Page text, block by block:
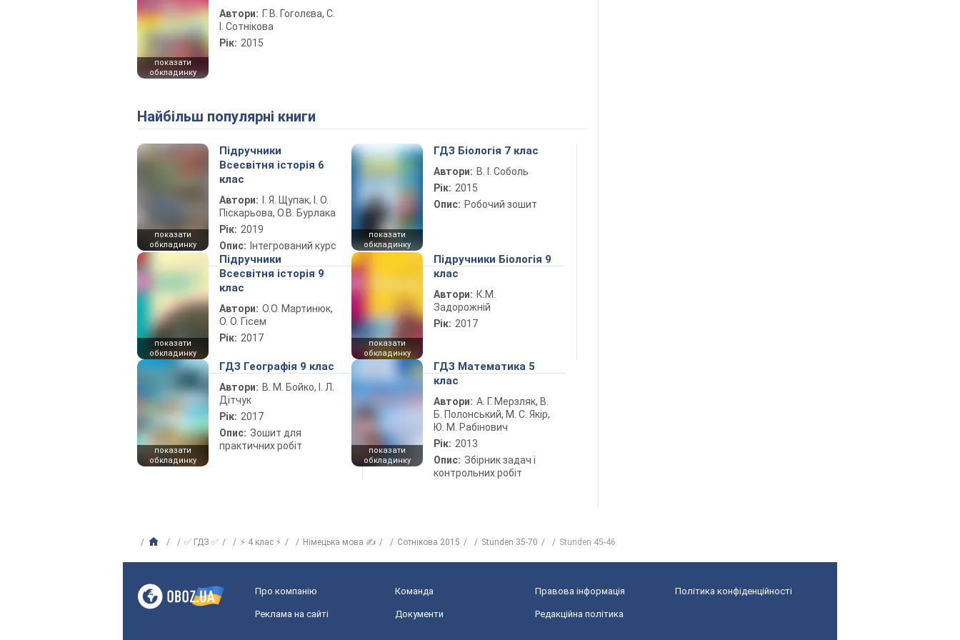
показати
обкладинку
Автори: Г. В. Гоголєва, С.
І. Сотнікова
Рік: 2015
Найбільш популярні книги
показати
обкладинку
Підручники
Всесвітня історія 6
клас
Автори:
І. Я. Щупак, І. О.
Піскарьова, О.В. Бурлака
Рік: 2019
Опис: Інтегрований курс
показати
обкладинку
ГДЗ Біологія 7 клас
Автори: В. І. Соболь
Рік: 2015
Опис: Робочий зошит
показати
обкладинку
Підручники
Всесвітня історія 9
клас
Автори: О.О. Мартинюк,
О. О. Гісем
Рік: 2017
показати
обкладинку
Підручники Біологія 9
клас
Автори: К.М.
Задорожній
Рік: 2017
показати
обкладинку
ГДЗ Географія 9 клас
Автори: В. М. Бойко, І. Л.
Дітчук
Рік: 2017
Опис: Зошит для
практичних робіт
показати
обкладинку
ГДЗ Математика 5
клас
Автори: А. Г. Мерзляк, В.
Б. Полонський, М. С. Якір,
Ю. М. Рабінович
Рік: 2013
Опис: Збірник задач і
контрольних робіт
✅ ГДЗ ✅ ⚡ 4 клас ⚡ Німецька мова ✍ Сотнікова 2015 Stunden 35-70 Stunden 45-46
Про компанію Команда Правова інформація Політика конфіденційності
Реклама на сайті Документи Редакційна політика